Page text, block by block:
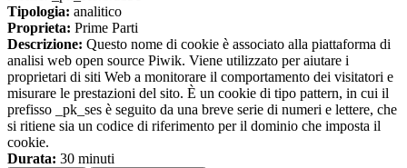
Tipologia: analitico
Proprieta: Prime Parti
Descrizione: Questo nome di cookie è associato alla piattaforma di
analisi web open source Piwik. Viene utilizzato per aiutare i
proprietari di siti Web a monitorare il comportamento dei visitatori e
misurare le prestazioni del sito. È un cookie di tipo pattern, in cui il
prefisso _pk_ses è seguito da una breve serie di numeri e lettere, che
si ritiene sia un codice di riferimento per il dominio che imposta il
cookie.
Durata: 30 minuti